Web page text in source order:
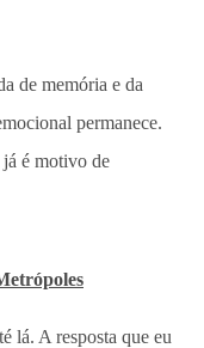
de memória e da
permanece.
já é motivo de
lá. A resposta que eu